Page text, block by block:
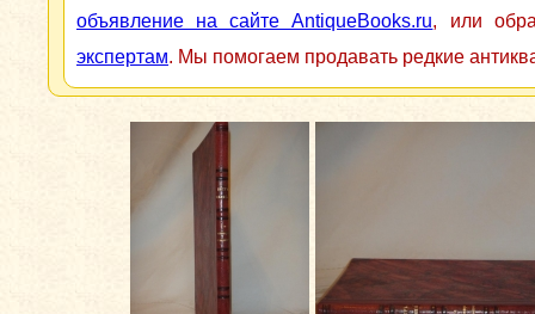
объявление на сайте AntiqueBooks.ru, или
экспертам. Мы помогаем продавать редкие